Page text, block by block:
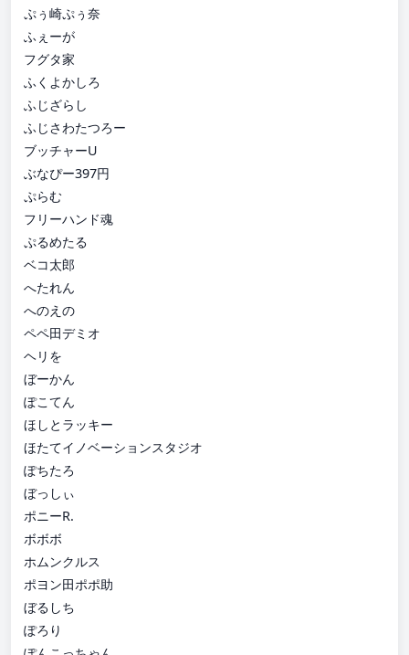
ぷぅ崎ぷぅ奈
ふぇーが
フグタ家
ふくよかしろ
ふじざらし
ふじさわたつろー
ブッチャーU
ぶなぴー397円
ぷらむ
フリーハンド魂
ぷるめたる
ベコ太郎
へたれん
へのえの
ペペ田デミオ
ヘリを
ぼーかん
ぽこてん
ほしとラッキー
ほたてイノベーションスタジオ
ぽちたろ
ぼっしぃ
ポニーR.
ボボボ
ホムンクルス
ポヨン田ポポ助
ぼるしち
ぽろり